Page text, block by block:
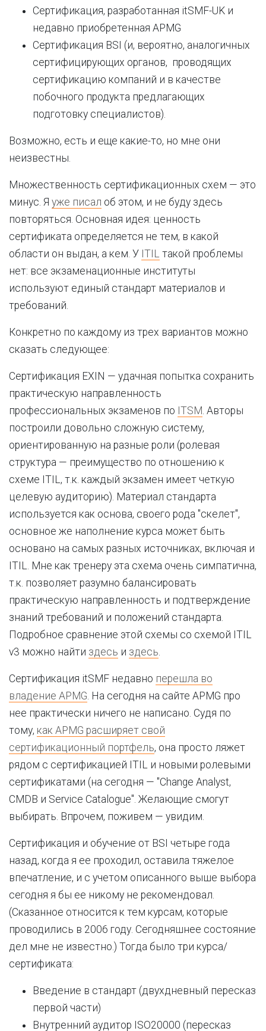
Сертификация, разработанная itSMF-UK и
недавно приобретенная APMG
Сертификация BSI (и, вероятно, аналогичных
сертифицирующих органов, проводящих
сертификацию компаний и в качестве
побочного продукта предлагающих
подготовку специалистов).
Возможно, есть и еще какие-то, но мне они
неизвестны.
Множественность сертификационных схем — это
минус. Я уже писал об этом, и не буду здесь
повторяться. Основная идея: ценность
сертификата определяется не тем, в какой
области он выдан, а кем. У ITIL такой проблемы
нет: все экзаменационные институты
используют единый стандарт материалов и
требований.
Конкретно по каждому из трех вариантов можно
сказать следующее:
Сертификация EXIN — удачная попытка сохранить
практическую направленность
профессиональных экзаменов по ITSM. Авторы
построили довольно сложную систему,
ориентированную на разные роли (ролевая
структура — преимущество по отношению к
схеме ITIL, т.к. каждый экзамен имеет четкую
целевую аудиторию). Материал стандарта
используется как основа, своего рода "скелет",
основное же наполнение курса может быть
основано на самых разных источниках, включая и
ITIL. Мне как тренеру эта схема очень симпатична,
т.к. позволяет разумно балансировать
практическую направленность и подтверждение
знаний требований и положений стандарта.
Подробное сравнение этой схемы со схемой ITIL
v3 можно найти здесь и здесь.
Сертификация itSMF недавно перешла во
владение APMG. На сегодня на сайте APMG про
нее практически ничего не написано. Судя по
тому, как APMG расширяет свой
сертификационный портфель, она просто ляжет
рядом с сертификацией ITIL и новыми ролевыми
сертификатами (на сегодня — "Change Analyst,
CMDB и Service Catalogue". Желающие смогут
выбирать. Впрочем, поживем — увидим.
Сертификация и обучение от BSI четыре года
назад, когда я ее проходил, оставила тяжелое
впечатление, и с учетом описанного выше выбора
сегодня я бы ее никому не рекомендовал.
(Сказанное относится к тем курсам, которые
проводились в 2006 году. Сегодняшнее состояние
дел мне не известно.) Тогда было три курса/
сертификата:
Введение в стандарт (двухдневный пересказ
первой части)
Внутренний аудитор ISO20000 (пересказ